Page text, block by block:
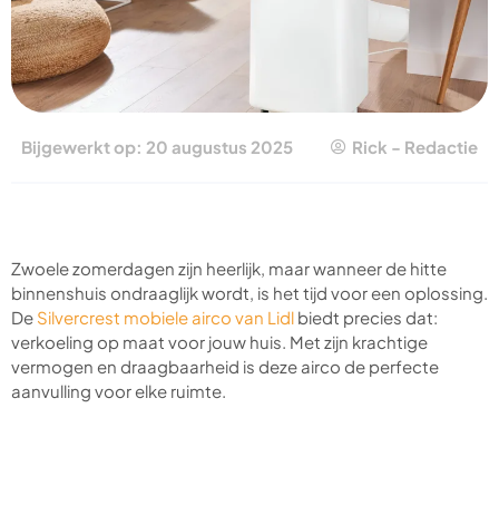
Bijgewerkt op: 20 augustus 2025 Rick - Redactie
Zwoele zomerdagen zijn heerlijk, maar wanneer de hitte
binnenshuis ondraaglijk wordt, is het tijd voor een oplossing.
De Silvercrest mobiele airco van Lidl biedt precies dat:
verkoeling op maat voor jouw huis. Met zijn krachtige
vermogen en draagbaarheid is deze airco de perfecte
aanvulling voor elke ruimte.